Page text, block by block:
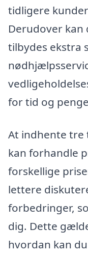
tidligere
Derudover kan
tilbydes ekstra
for tid og
At indhente tre
kan forhandle
forskellige
lettere
forbedringer,
dig. Dette
hvordan kan